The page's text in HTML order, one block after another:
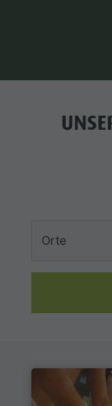
Orte